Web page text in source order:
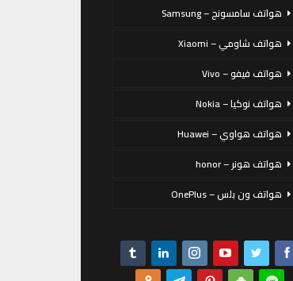
هواتف سامسونج – Samsung
هواتف شاومي – Xiaomi
هواتف فيفو – Vivo
هواتف نوكيا – Nokia
هواتف هواوي – Huawei
هواتف هونر – honor
هواتف ون بلس – OnePlus